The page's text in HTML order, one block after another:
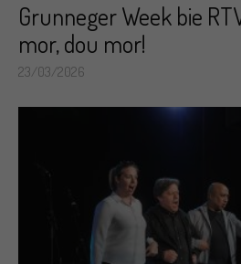
Grunneger Week bie
mor, dou mor!
23/03/2026